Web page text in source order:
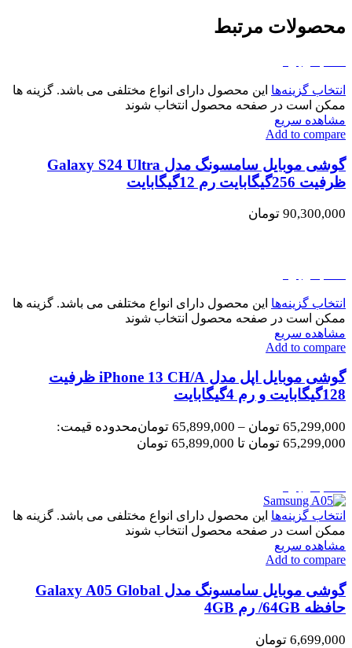
محصولات مرتبط
انتخاب گزینه‌ها این محصول دارای انواع مختلفی می باشد. گزینه ها
ممکن است در صفحه محصول انتخاب شوند
مشاهده سریع
Add to compare
گوشی موبایل سامسونگ مدل Galaxy S24 Ultra
ظرفیت 256گیگابایت رم 12گیگابایت
90,300,000 تومان
انتخاب گزینه‌ها این محصول دارای انواع مختلفی می باشد. گزینه ها
ممکن است در صفحه محصول انتخاب شوند
مشاهده سریع
Add to compare
گوشی موبایل اپل مدل iPhone 13 CH/A ظرفیت
128گیگابایت و رم 4گیگابایت
65,299,000 تومان –
65,899,000 تومانمحدوده قیمت:
65,299,000 تومان تا 65,899,000 تومان
انتخاب گزینه‌ها این محصول دارای انواع مختلفی می باشد. گزینه ها
ممکن است در صفحه محصول انتخاب شوند
مشاهده سریع
Add to compare
گوشی موبایل سامسونگ مدل Galaxy A05 Global
حافظه 64GB/ رم 4GB
6,699,000 تومان